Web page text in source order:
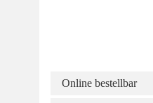
Online bestellbar